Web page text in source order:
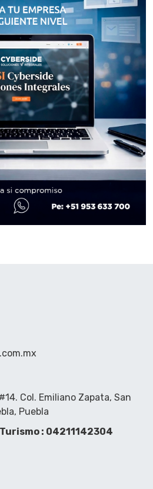
Col. Emiliano Zapata, San
Puebla
: 04211142304